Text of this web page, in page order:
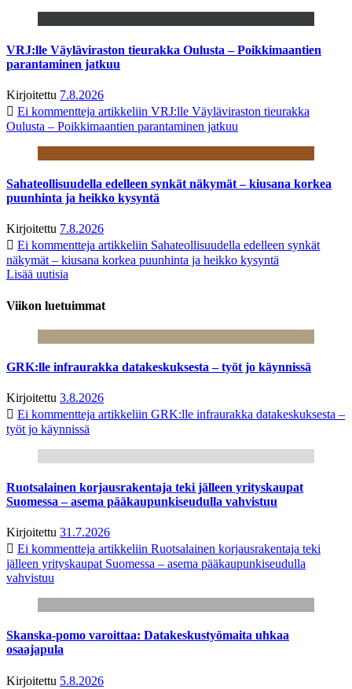
VRJ:lle Väyläviraston tieurakka Oulusta – Poikkimaantien
parantaminen jatkuu
Kirjoitettu 7.8.2026
Ei kommentteja artikkeliin VRJ:lle Väyläviraston tieurakka
Oulusta – Poikkimaantien parantaminen jatkuu
Sahateollisuudella edelleen synkät näkymät – kiusana korkea
puunhinta ja heikko kysyntä
Kirjoitettu 7.8.2026
Ei kommentteja artikkeliin Sahateollisuudella edelleen synkät
näkymät – kiusana korkea puunhinta ja heikko kysyntä
Lisää uutisia
Viikon luetuimmat
GRK:lle infraurakka datakeskuksesta – työt jo käynnissä
Kirjoitettu 3.8.2026
Ei kommentteja artikkeliin GRK:lle infraurakka datakeskuksesta –
työt jo käynnissä
Ruotsalainen korjausrakentaja teki jälleen yrityskaupat
Suomessa – asema pääkaupunkiseudulla vahvistuu
Kirjoitettu 31.7.2026
Ei kommentteja artikkeliin Ruotsalainen korjausrakentaja teki
jälleen yrityskaupat Suomessa – asema pääkaupunkiseudulla
vahvistuu
Skanska-pomo varoittaa: Datakeskustyömaita uhkaa
osaajapula
Kirjoitettu 5.8.2026